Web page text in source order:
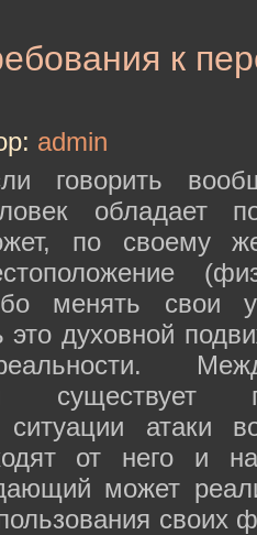
к
admin
говорить
обладает
по своему
менять свои
это духовной
существует
атаки
от него и
может
своих